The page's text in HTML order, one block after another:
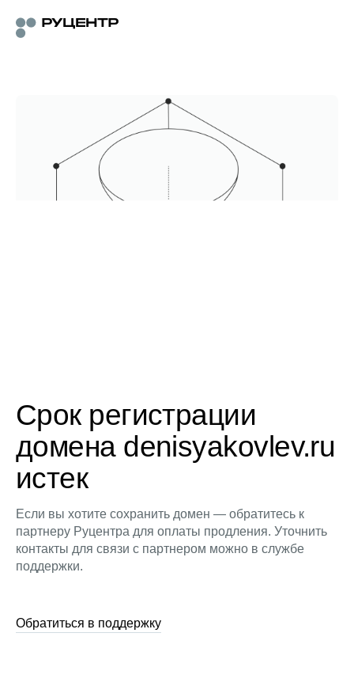
Срок регистрации
домена denisyakovlev.ru
истек
Если вы хотите сохранить домен — обратитесь к
партнеру Руцентра для оплаты продления. Уточнить
контакты для связи с партнером можно в службе
поддержки.
Обратиться в поддержку